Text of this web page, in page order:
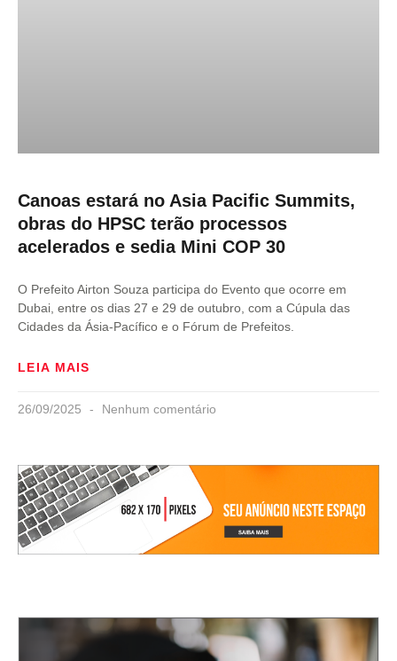
Canoas estará no Asia Pacific Summits,
obras do HPSC terão processos
acelerados e sedia Mini COP 30
O Prefeito Airton Souza participa do Evento que ocorre em
Dubai, entre os dias 27 e 29 de outubro, com a Cúpula das
Cidades da Ásia-Pacífico e o Fórum de Prefeitos.
LEIA MAIS
26/09/2025 Nenhum comentário